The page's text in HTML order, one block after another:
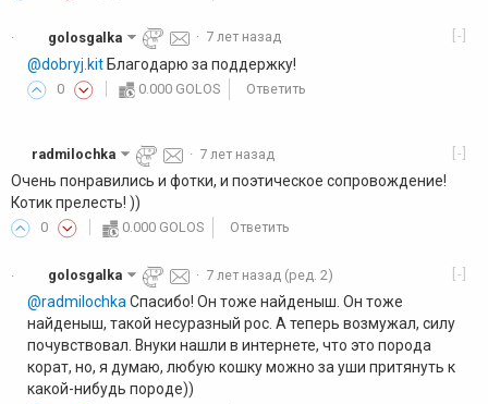
· [-]
golosgalka · 7 лет назад
@dobryj.kit Благодарю за поддержку!
0 0.000 GOLOS Ответить
[-]
radmilochka · 7 лет назад
Очень понравились и фотки, и поэтическое сопровождение!
Котик прелесть! ))
0 0.000 GOLOS Ответить
· [-]
golosgalka · 7 лет назад (ред. 2)
@radmilochkaСпасибо! Он тоже найденыш. Он тоже
найденыш, такой несуразный рос. А теперь возмужал, силу
почувствовал. Внуки нашли в интернете, что это порода
корат, но, я думаю, любую кошку можно за уши притянуть к
какой-нибудь породе))